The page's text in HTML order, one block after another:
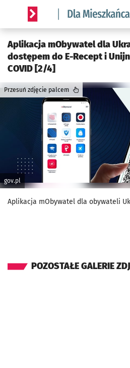
Serwis informacyjny wroclaw.pl
Aplikacja mObywatel dla
dostępem do E-Recept i
COVID [2/4]
gov.pl
Przesuń zdjęcie palcem
Aplikacja mObywatel dla obywateli
POZOSTAŁE GALERIE